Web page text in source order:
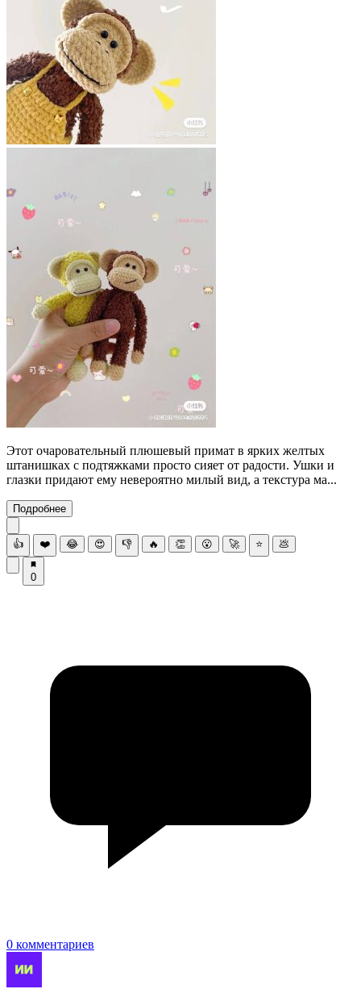
Этот очаровательный плюшевый примат в ярких желтых
штанишках с подтяжками просто сияет от радости. Ушки и
глазки придают ему невероятно милый вид, а текстура ма...
Подробнее
👍 ❤️ 😂 😍 👎 🔥 👏 😮 🚀 ⭐ 💩
0
0 комментариев